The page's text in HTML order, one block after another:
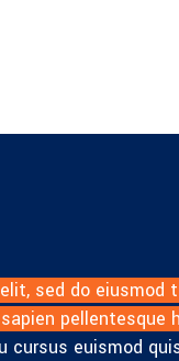
sed do eiusmod
euismod